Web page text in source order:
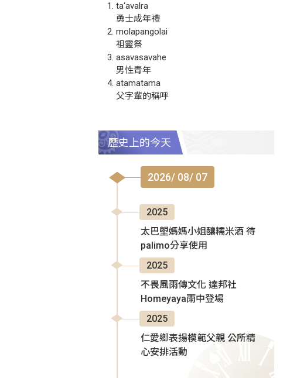
ta‘avalra
勇士成年禮
molapangolai
祖靈祭
asavasavahe
男性青年
atamatama
父字輩的稱呼
歷史上的今天
2026/ 08/ 07
2025
太巴塱媽媽小姐釀糯米酒 待
palimo分享使用
2025
不畏風雨傳文化 達邦社
Homeyaya雨中登場
2025
仁愛鄉表揚模範父親 公所精
心安排活動